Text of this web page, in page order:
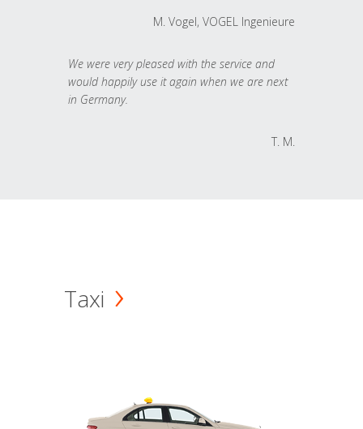
M. Vogel, VOGEL Ingenieure
We were very pleased with the service and
would happily use it again when we are next
in Germany.
T. M.
Taxi